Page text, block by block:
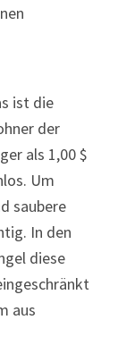
ist die
der
als 1,00 $
Um
saubere
In den
diese
aus